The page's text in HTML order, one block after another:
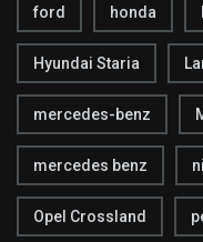
ford honda
Hyundai Staria
mercedes-benz
mercedes benz
Opel Crossland